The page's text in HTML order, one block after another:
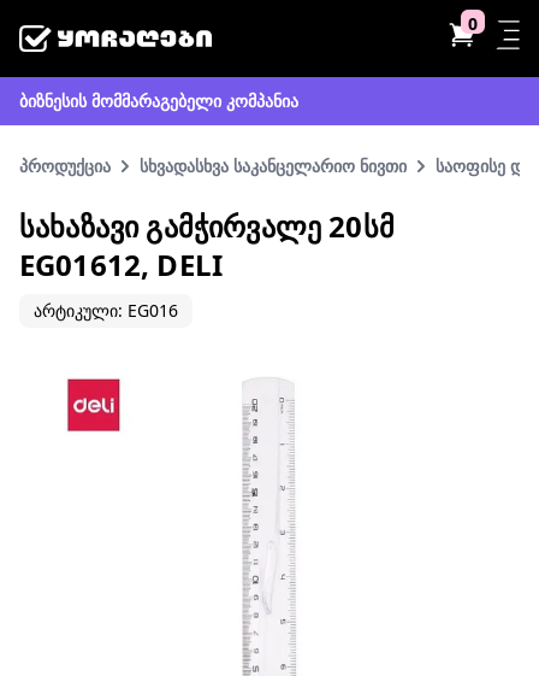
0
ბიზნესის მომმარაგებელი კომპანია
პროდუქცია სხვადასხვა საკანცელარიო ნივთი საოფისე და
ᲡᲐᲮᲐᲖᲐᲕᲘ ᲒᲐᲛᲭᲘᲠᲕᲐᲚᲔ 20ᲡᲛ
EG01612, DELI
არტიკული: EG016